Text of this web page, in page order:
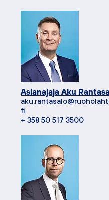
Asianajaja Aku
fi
+ 358 50 517 3500